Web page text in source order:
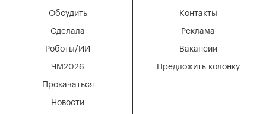
Новости
Обсудить
Сделала
Роботы/ИИ
ЧМ2026
Прокачаться
Вакансии
Реклама
Контакты
Предложить колонку